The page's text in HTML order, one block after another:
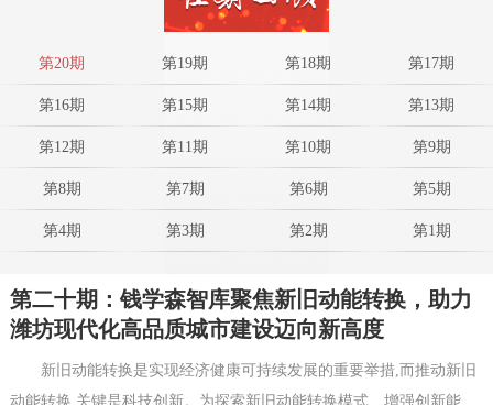
第20期 第19期 第18期 第17期
第16期 第15期 第14期 第13期
第12期 第11期 第10期 第9期
第8期 第7期 第6期 第5期
第4期 第3期 第2期 第1期
第二十期：钱学森智库聚焦新旧动能转换，助力
潍坊现代化高品质城市建设迈向新高度
新旧动能转换是实现经济健康可持续发展的重要举措,而推动新旧
动能转换,关键是科技创新。为探索新旧动能转换模式、增强创新能